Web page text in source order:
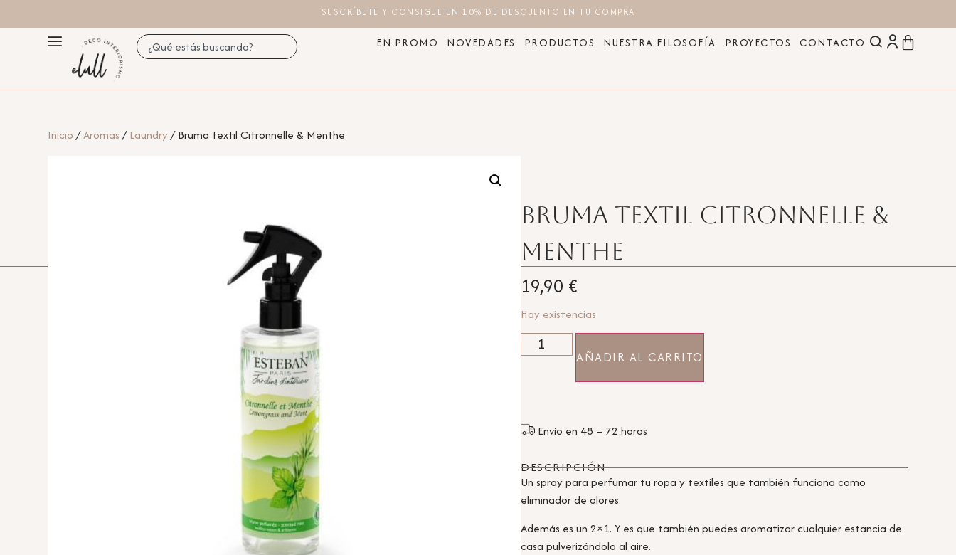
SUSCRÍBETE Y CONSIGUE UN 10% DE DESCUENTO EN TU COMPRA
EN PROMO NOVEDADES PRODUCTOS NUESTRA FILOSOFÍA PROYECTOS CONTACTO
Inicio /Aromas /Laundry/ Bruma textil Citronnelle & Menthe
Bruma textil Citronnelle &
Menthe
19,90 €
Hay existencias
AÑADIR AL CARRITO
Envío en 48 – 72 horas
DESCRIPCIÓN
Un spray para perfumar tu ropa y textiles que también funciona como
eliminador de olores.
Además es un 2×1. Y es que también puedes aromatizar cualquier estancia de
casa pulverizándolo al aire.